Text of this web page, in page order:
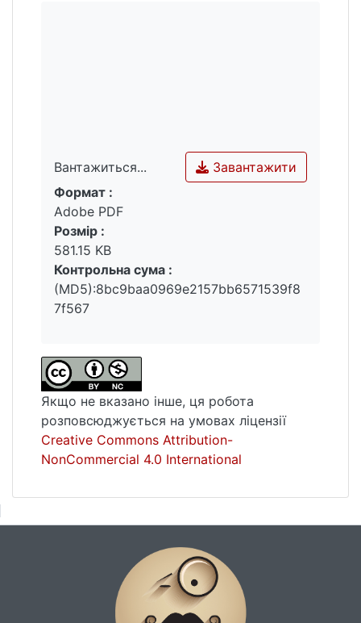
Вантажиться...
Вантажиться...
Завантажити
Формат :
Adobe PDF
Розмір :
581.15 KB
Контрольна сума :
(MD5):8bc9baa0969e2157bb6571539f8
7f567
Якщо не вказано інше, ця робота
розповсюджується на умовах ліцензії
Creative Commons Attribution-
NonCommercial 4.0 International